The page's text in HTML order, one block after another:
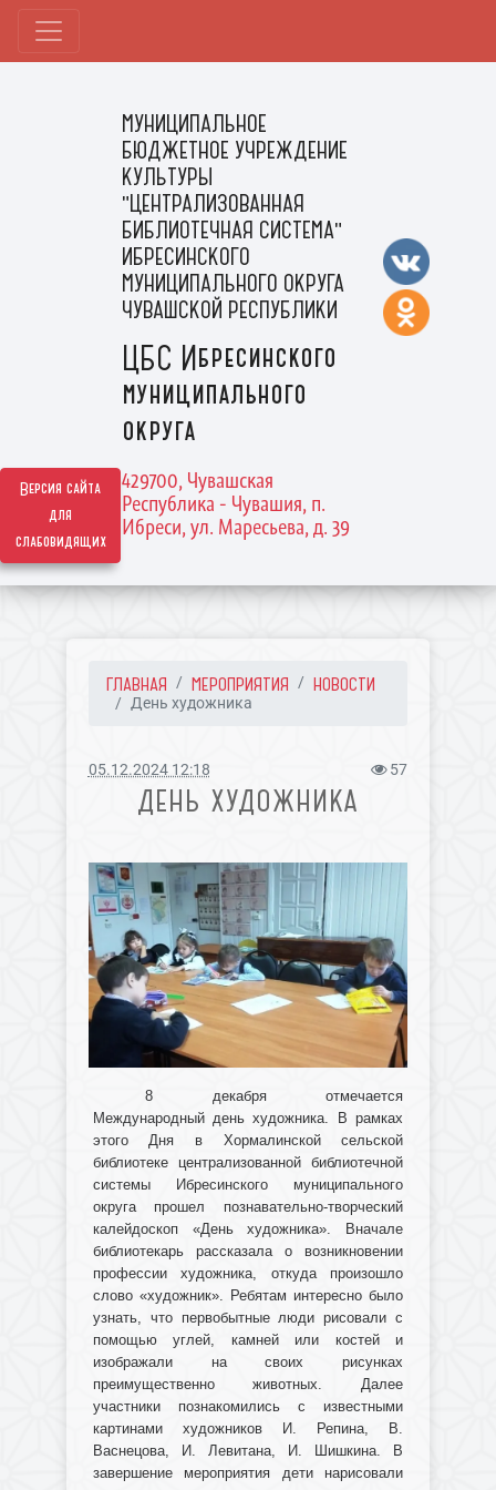
Версия сайта
для
слабовидящих
МУНИЦИПАЛЬНОЕ
БЮДЖЕТНОЕ УЧРЕЖДЕНИЕ
КУЛЬТУРЫ
"ЦЕНТРАЛИЗОВАННАЯ
БИБЛИОТЕЧНАЯ СИСТЕМА"
ИБРЕСИНСКОГО
МУНИЦИПАЛЬНОГО ОКРУГА
ЧУВАШСКОЙ РЕСПУБЛИКИ
ЦБС Ибресинского
муниципального
округа
429700, Чувашская
Республика - Чувашия, п.
Ибреси, ул. Маресьева, д. 39
ГЛАВНАЯ МЕРОПРИЯТИЯ НОВОСТИ
День художника
05.12.2024 12:18 57
ДЕНЬ ХУДОЖНИКА
8 декабря отмечается
Международный день художника. В рамках
этого Дня в Хормалинской сельской
библиотеке централизованной библиотечной
системы Ибресинского муниципального
округа прошел познавательно-творческий
калейдоскоп «День художника». Вначале
библиотекарь рассказала о возникновении
профессии художника, откуда произошло
слово «художник». Ребятам интересно было
узнать, что первобытные люди рисовали с
помощью углей, камней или костей и
изображали на своих рисунках
преимущественно животных. Далее
участники познакомились с известными
картинами художников И. Репина, В.
Васнецова, И. Левитана, И. Шишкина. В
завершение мероприятия дети нарисовали